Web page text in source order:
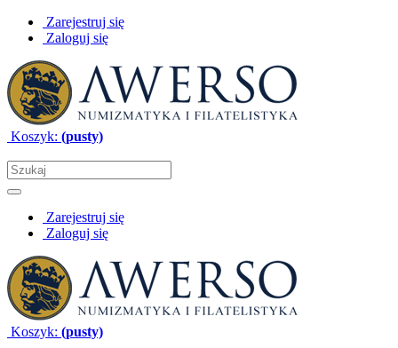
Zarejestruj się
Zaloguj się
Koszyk: (pusty)
Zarejestruj się
Zaloguj się
Koszyk: (pusty)